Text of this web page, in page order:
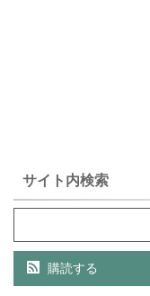
サイト内検索
購読する